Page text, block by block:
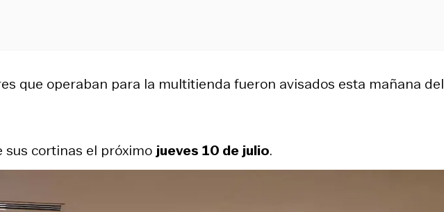
que operaban para la multitienda fueron avisados esta mañana del
cortinas el próximojueves 10 de julio.